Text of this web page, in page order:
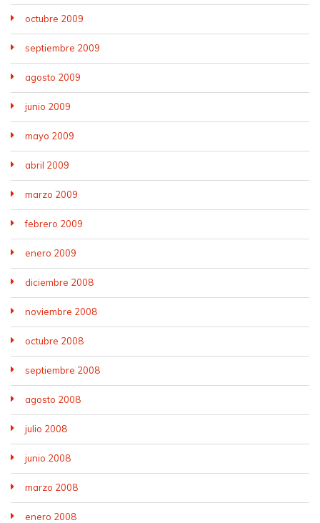
octubre 2009
septiembre 2009
agosto 2009
junio 2009
mayo 2009
abril 2009
marzo 2009
febrero 2009
enero 2009
diciembre 2008
noviembre 2008
octubre 2008
septiembre 2008
agosto 2008
julio 2008
junio 2008
marzo 2008
enero 2008